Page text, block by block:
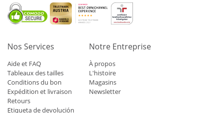
Nos Services
Aide et FAQ
Tableaux des tailles
Conditions du bon
Expédition et livraison
Retours
Etiqueta de devolución
Notre Entreprise
À propos
L'histoire
Magasins
Newsletter